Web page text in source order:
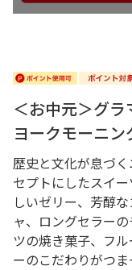
＜お中元＞グ
ヨークモーニン
歴史と文化が息づ
セプトにしたスイ
しいゼリー、芳醇
ャ、ロングセラー
ツの焼き菓子、フ
ーのこだわりがつま